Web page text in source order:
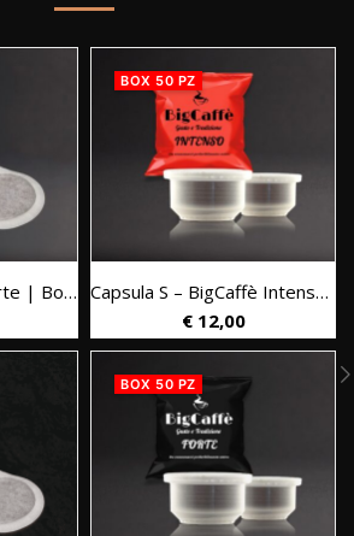
Cialda – BigCaffè Forte | Box 50 pz.
BOX 50 PZ
Capsula S – BigCaffè Intenso | Box 50 pz.
€12,00
BOX 50 PZ